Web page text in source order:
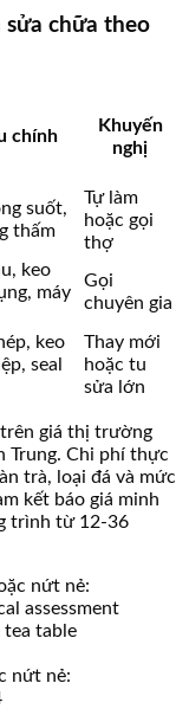
sửa chữa theo
chính
Khuyến
nghị
suốt,
thấm
Tự làm
hoặc gọi
thợ
keo
máy
Gọi
chuyên gia
keo
seal
Thay mới
hoặc tu
sửa lớn
giá thị trường
Trung. Chi phí thực
trà, loại đá và mức
kết báo giá minh
trình từ 12-36
nứt nẻ: